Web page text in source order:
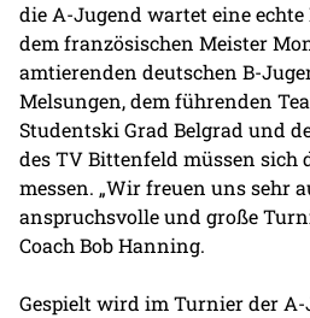
die A-Jugend wartet eine
dem französischen Meister
amtierenden deutschen B-
Melsungen, dem führenden
Studentski Grad Belgrad und
des TV Bittenfeld müssen sich
messen. „Wir freuen uns sehr
anspruchsvolle und große
Coach Bob Hanning.
Gespielt wird im Turnier der